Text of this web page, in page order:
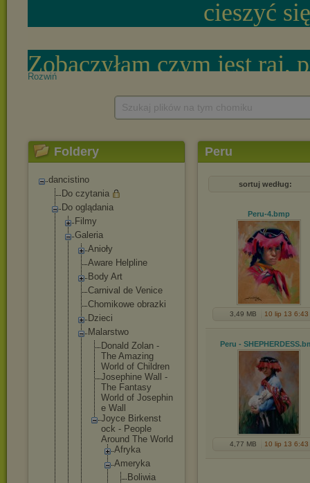
Rozwiń
Foldery
dancistino
Do czytania
Do oglądania
Filmy
Galeria
Anioły
Aware Helpline
Body Art
Carnival de Venice
Chomikowe obrazki
Dzieci
Malarstwo
Donald Zolan -
The Amazing
World of Children
Josephine Wall -
The Fantasy
World of Josephin
e Wall
Joyce Birkenst
ock - People
Around The World
Afryka
Ameryka
Bo liwia
Peru
sortuj według:
Peru-4.bmp
3,49 MB 10 lip 13 6:43
Peru - SHEPHERDESS
4,77 MB 10 lip 13 6:43